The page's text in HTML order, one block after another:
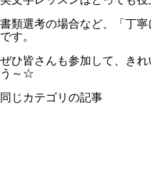
書類選考の場合など、「丁
です。
ぜひ皆さんも参加して、き
う～☆
同じカテゴリの記事